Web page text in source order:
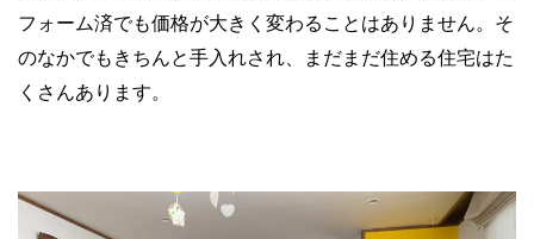
フォーム済でも価格が大きく変わることはありません。そ
のなかでもきちんと手入れされ、まだまだ住める住宅はた
くさんあります。